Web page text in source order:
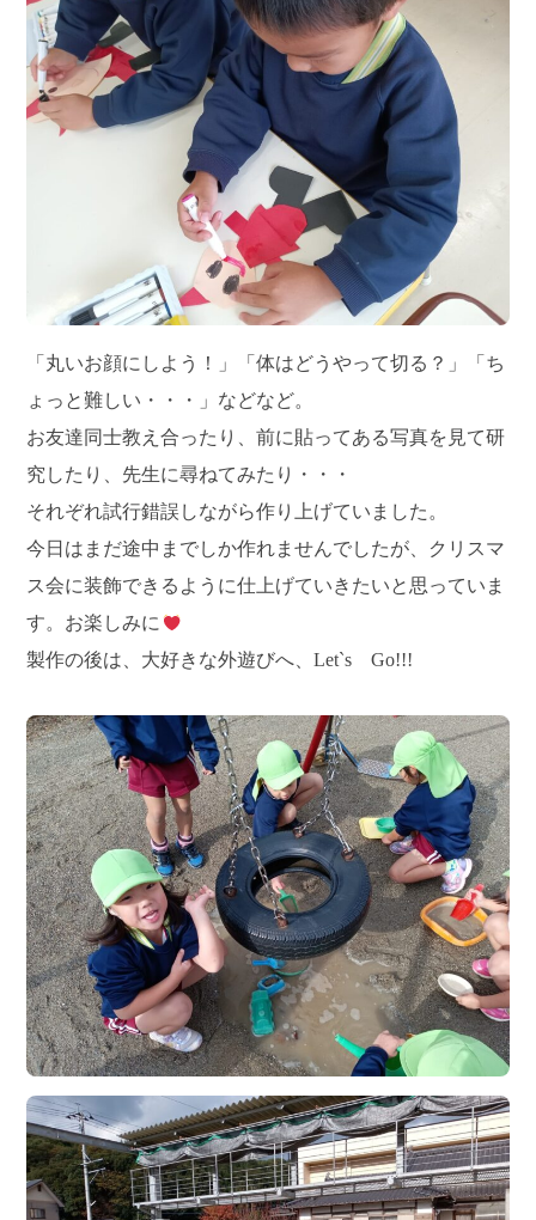
「丸いお顔にしよう！」「体はどうやって切る？」「ち
ょっと難しい・・・」などなど。
お友達同士教え合ったり、前に貼ってある写真を見て研
究したり、先生に尋ねてみたり・・・
それぞれ試行錯誤しながら作り上げていました。
今日はまだ途中までしか作れませんでしたが、クリスマ
ス会に装飾できるように仕上げていきたいと思っていま
す。お楽しみに
製作の後は、大好きな外遊びへ、Let`s Go!!!